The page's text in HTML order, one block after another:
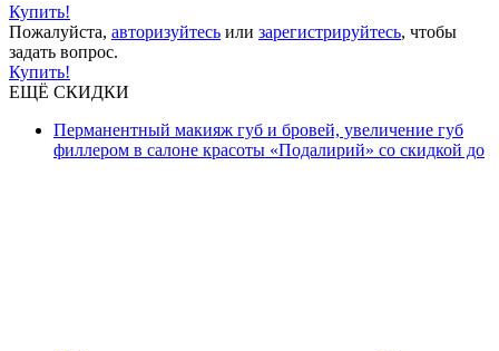
Купить!
Пожалуйста, авторизуйтесь или зарегистрируйтесь, чтобы
задать вопрос.
Купить!
ЕЩЁ СКИДКИ
Перманентный макияж губ и бровей, увеличение губ
филлером в салоне красоты «Подалирий» со скидкой до